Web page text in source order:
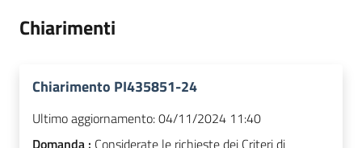
Chiarimenti
Chiarimento PI435851-24
Ultimo aggiornamento:04/11/2024 11:40
Domanda : Considerate le richieste dei Criteri di